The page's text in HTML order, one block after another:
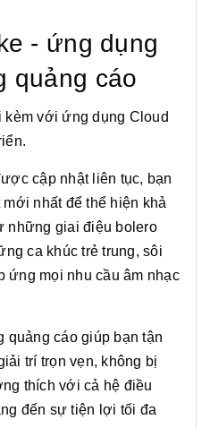
- ứng dụng
quảng cáo
kèm với ứng dụng Cloud
cập nhật liên tục, bạn
nhất để thể hiện khả
những giai điệu bolero
ca khúc trẻ trung, sôi
ứng mọi nhu cầu âm nhạc
quảng cáo giúp bạn tận
trí trọn vẹn, không bị
thích với cả hệ điều
đến sự tiện lợi tối đa